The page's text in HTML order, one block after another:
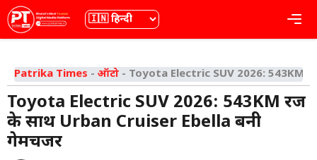
Skip
to
content
भाषा
Patrika Times - ऑटो - Toyota Electric SUV 2026: 543KM
Toyota Electric SUV 2026: 543KM रेंज
के साथ Urban Cruiser Ebella बनी
गेमचेंजर